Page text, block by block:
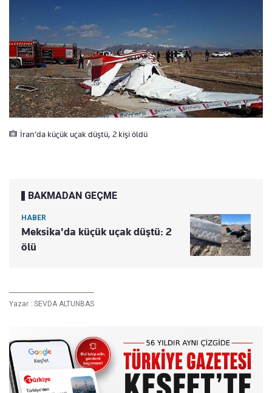
İran’da küçük uçak düştü, 2 kişi öldü
BAKMADAN GEÇME
HABER
Meksika'da küçük uçak düştü: 2
ölü
Yazar : SEVDA ALTUNBAS